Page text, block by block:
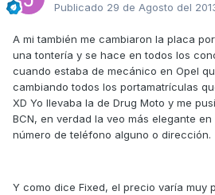
Publicado 29 de Agosto del
A mi también me cambiaron la placa
una tontería y se hace en todos los
cuando estaba de mecánico en Opel
cambiando todos los portamatrículas
XD Yo llevaba la de Drug Moto y me
BCN, en verdad la veo más elegante
número de teléfono alguno o dirección.
Y como dice Fixed, el precio varía muy